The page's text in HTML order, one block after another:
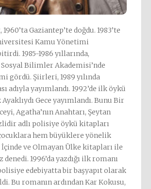
Gaziantep’te doğdu. 1983’te
Kamu Yönetimi
1985-1986 yıllarında,
Sosyal Bilimler Akademisi’nde
gördü. Şiirleri, 1989 yılında
adıyla yayımlandı. 1992’de ilk öykü
Gece yayımlandı. Bunu Bir
Agatha’nın Anahtarı, Şeytan
adlı polisiye öykü kitapları
hem büyüklere yönelik
ve Olmayan Ülke kitapları ile
1996’da yazdığı ilk romanı
edebiyatta bir başyapıt olarak
Bu romanın ardından Kar Kokusu,